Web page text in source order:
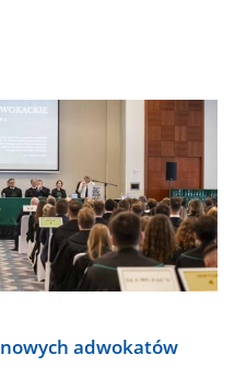
adwokatów